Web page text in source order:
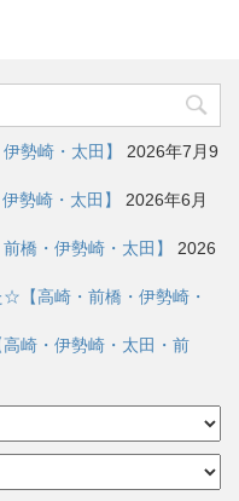
勢崎・太田】
2026年7月9
勢崎・太田】
2026年6月
橋・伊勢崎・太田】
2026
【高崎・前橋・伊勢崎・
高崎・伊勢崎・太田・前